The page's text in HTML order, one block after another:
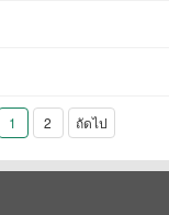
1 2 ถัดไป